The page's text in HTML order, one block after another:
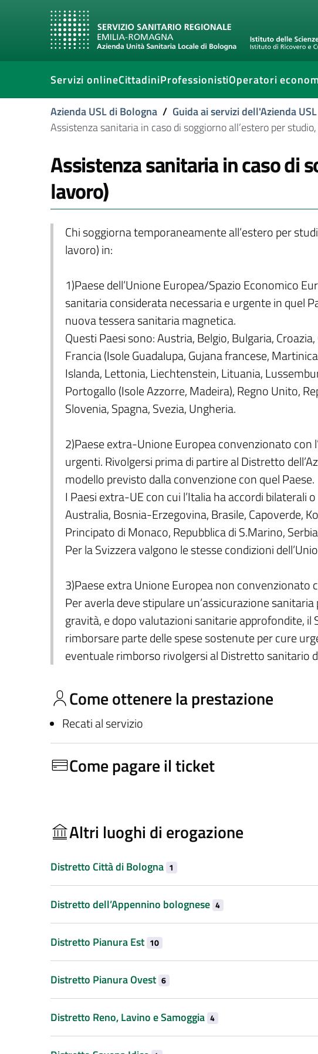
Servizi onlineCittadiniProfessionistiOperatori
Azienda USL di Bologna / Guida ai servizi dell'Azienda
Assistenza sanitaria in caso di soggiorno all’estero per
Assistenza sanitaria in caso di
lavoro)
Chi soggiorna temporaneamente all’estero per
lavoro) in:
1)Paese dell’Unione Europea/Spazio Economico
sanitaria considerata necessaria e urgente in quel
nuova tessera sanitaria magnetica.
Questi Paesi sono: Austria, Belgio, Bulgaria,
Francia (Isole Guadalupa, Gujana francese,
Islanda, Lettonia, Liechtenstein, Lituania,
Portogallo (Isole Azzorre, Madeira), Regno Unito,
Slovenia, Spagna, Svezia, Ungheria.
2)Paese extra-Unione Europea convenzionato con
urgenti. Rivolgersi prima di partire al Distretto
modello previsto dalla convenzione con quel Paese.
I Paesi extra-UE con cui l’Italia ha accordi bilaterali
Australia, Bosnia-Erzegovina, Brasile, Capoverde,
Principato di Monaco, Repubblica di S.Marino,
Per la Svizzera valgono le stesse condizioni
3)Paese extra Unione Europea non convenzionato
Per averla deve stipulare un’assicurazione
gravità, e dopo valutazioni sanitarie approfondite, il
rimborsare parte delle spese sostenute per cure
eventuale rimborso rivolgersi al Distretto sanitario
Come ottenere la prestazione
Recati al servizio
Come pagare il ticket
Altri luoghi di erogazione
Distretto Città di Bologna 1
Distretto dell’Appennino bolognese 4
Distretto Pianura Est 10
Distretto Pianura Ovest 6
Distretto Reno, Lavino e Samoggia 4